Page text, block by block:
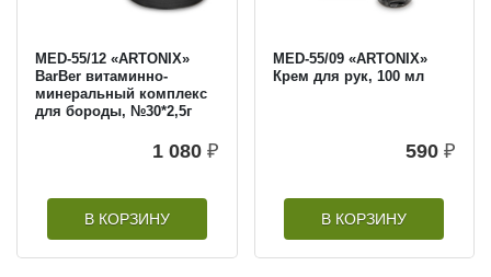
MED-55/12 «ARTONIX»
BarBer витаминно-
минеральный комплекс
для бороды, №30*2,5г
1 080 ₽
В КОРЗИНУ
MED-55/09 «ARTONIX»
Крем для рук, 100 мл
590 ₽
В КОРЗИНУ